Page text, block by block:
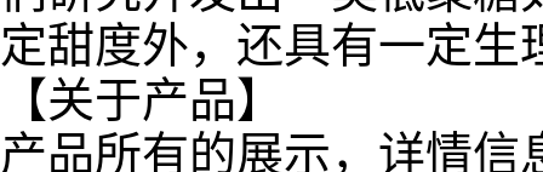
定甜度外，还具有一定
【关于产品】
产品所有的展示，详情